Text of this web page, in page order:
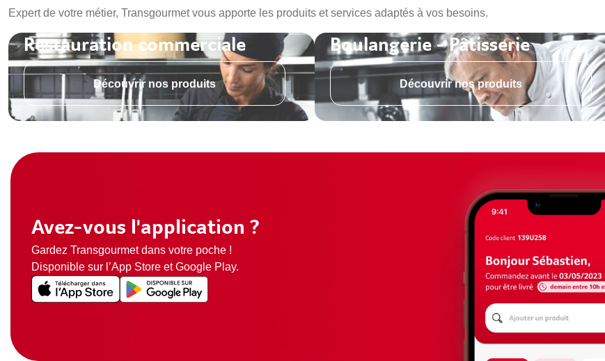
Expert de votre métier, Transgourmet vous apporte les produits et services adaptés à vos besoins.
Restauration commerciale
Découvrir nos produits
Boulangerie - Pâtisserie
Découvrir nos produits
Avez-vous l'application ?
Gardez Transgourmet dans votre poche !
Disponible sur l’App Store et Google Play.